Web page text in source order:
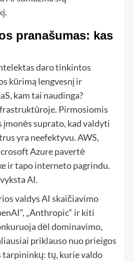
pranašumas: kas
daro tinkintos
kūrimą lengvesnį ir
kam tai naudinga?
Pirmosiomis
įmonės suprato, kad valdyti
yra neefektyvu. AWS,
Azure pavertė
ir tapo interneto pagrindu.
AI.
valdys AI skaičiavimo
„Anthropic“ ir kiti
dėl dominavimo,
priklauso nuo prieigos
tų, kurie valdo